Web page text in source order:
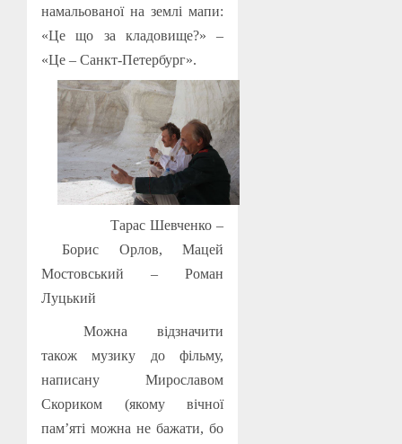
намальованої на землі мапи:
«Це що за кладовище?» –
«Це – Санкт-Петербург».
Тарас Шевченко–
Борис Орлов, Мацей
Мостовський– Роман
Луцький
Можна відзначити
також музику до фільму,
написану Мирославом
Скориком (якому вічної
пам’яті можна не бажати, бо